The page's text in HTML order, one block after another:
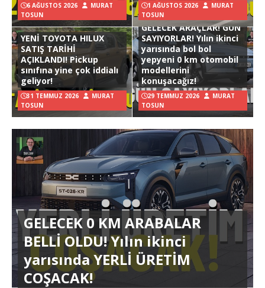
6 AĞUSTOS 2026
MURAT
TOSUN
1 AĞUSTOS 2026
MURAT
TOSUN
YENİ TOYOTA HILUX
SATIŞ TARİHİ
AÇIKLANDI! Pickup
sınıfına yine çok iddialı
geliyor!
31 TEMMUZ 2026
MURAT
TOSUN
GELECEK ARAÇLAR! GÜN
SAYIYORLAR! Yılın ikinci
yarısında bol bol
yepyeni 0 km otomobil
modellerini
konuşacağız!
29 TEMMUZ 2026
MURAT
TOSUN
GELECEK 0 KM ARABALAR
BELLİ OLDU! Yılın ikinci
yarısında YERLİ ÜRETİM
COŞACAK!